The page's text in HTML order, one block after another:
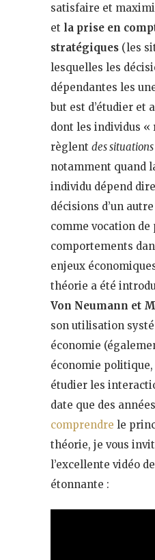
satisfaire et
et la prise en
stratégiques (les
lesquelles les
dépendantes les
but est d’étudier et
dont les individus «
règlent des
notamment quand
individu dépend
décisions d’un
comme vocation
comportements
enjeux
théorie a été
Von Neumann et
son utilisation
économie
économie
étudier les
date que des
comprendre le
théorie, je vous
l’excellente vidéo
étonnante :